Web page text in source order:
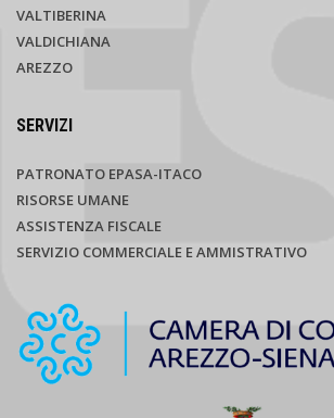
VALTIBERINA
VALDICHIANA
AREZZO
SERVIZI
PATRONATO EPASA-ITACO
RISORSE UMANE
ASSISTENZA FISCALE
SERVIZIO COMMERCIALE E AMMISTRATIVO